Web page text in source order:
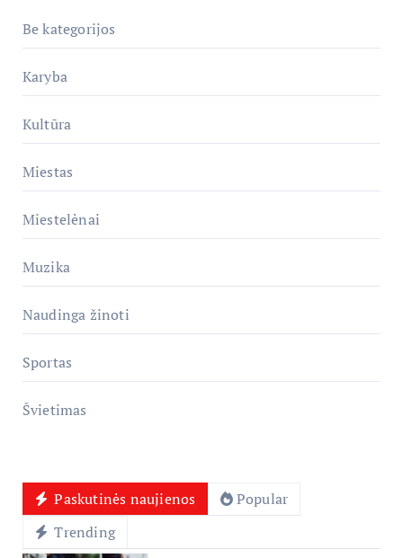
Be kategorijos
Karyba
Kultūra
Miestas
Miestelėnai
Muzika
Naudinga žinoti
Sportas
Švietimas
Paskutinės naujienos
Popular
Trending